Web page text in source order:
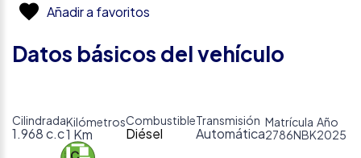
Añadir a favoritos
Datos básicos del vehículo
Cilindrada
1.968 c.c
Kilómetros
1 Km
Combustible
Diésel
Transmisión
Automática
Matrícula
2786NBK
Año
2025